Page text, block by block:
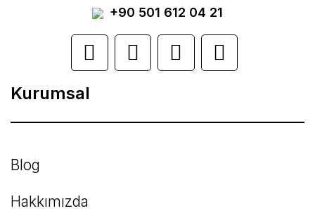
görüntülenemiyor.
Ürün açıklamasında eksik bilgiler bulunuyor.
Ürün bilgilerinde hatalar bulunuyor.
Ürün fiyatı diğer sitelerden daha pahalı.
Bu ürüne benzer farklı alternatifler olmalı.
+90 501 612 04 21
Kurumsal
Blog
Hakkımızda